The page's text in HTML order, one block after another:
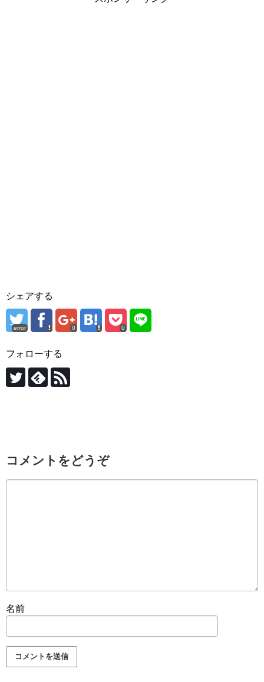
シェアする
error 0 0
フォローする
コメントをどうぞ
名前